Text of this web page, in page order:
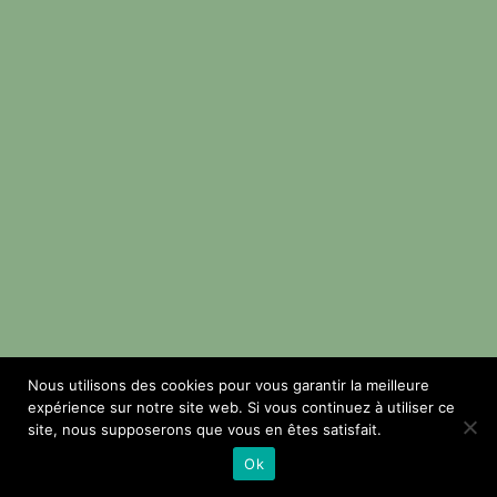
Nous utilisons des cookies pour vous garantir la meilleure
expérience sur notre site web. Si vous continuez à utiliser ce
site, nous supposerons que vous en êtes satisfait.
Ok